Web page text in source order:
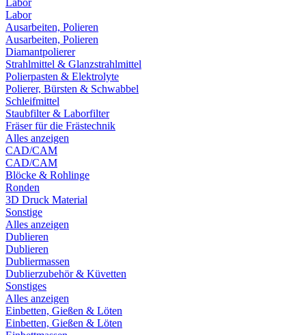
Labor
Labor
Ausarbeiten, Polieren
Ausarbeiten, Polieren
Diamantpolierer
Strahlmittel & Glanzstrahlmittel
Polierpasten & Elektrolyte
Polierer, Bürsten & Schwabbel
Schleifmittel
Staubfilter & Laborfilter
Fräser für die Frästechnik
Alles anzeigen
CAD/CAM
CAD/CAM
Blöcke & Rohlinge
Ronden
3D Druck Material
Sonstige
Alles anzeigen
Dublieren
Dublieren
Dubliermassen
Dublierzubehör & Küvetten
Sonstiges
Alles anzeigen
Einbetten, Gießen & Löten
Einbetten, Gießen & Löten